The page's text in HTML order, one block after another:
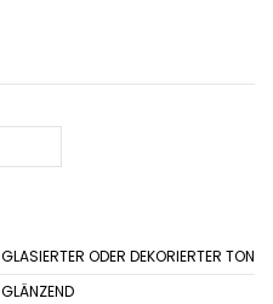
GLASIERTER ODER DEKORIERTER TON
GLÄNZEND